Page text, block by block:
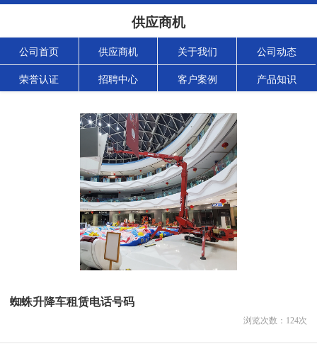
供应商机
公司首页 供应商机 关于我们 公司动态
荣誉认证 招聘中心 客户案例 产品知识
蜘蛛升降车租赁电话号码
浏览次数： 124次